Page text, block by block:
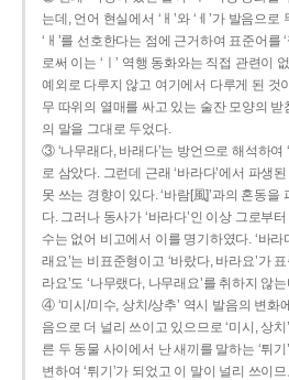
는데, 언어 현실에서 ‘ㅐ’와 ‘ㅔ’가 발음으
‘ㅐ’를 선호한다는 점에 근거하여 표준어를
로써 이는 ‘ㅣ’ 역행 동화와는 직접 관련이
예외로 다루지 않고 여기에서 다루게 된 것
무 따위의 열매를 싸고 있는 술잔 모양의 받
의 말을 그대로 두었다.
③ ‘나무래다, 바래다’는 방언으로 해석하여
로 삼았다. 그런데 근래 ‘바라다’에서 파생된
못 쓰는 경향이 있다. ‘바람[風]’과의 혼동
다. 그러나 동사가 ‘바라다’인 이상 그로부
수는 없어 비고에서 이를 명기하였다. ‘바라
래요’는 비표준형이고 ‘바랐다, 바라요’가
라요’도 ‘나무랬다, 나무래요’를 취하지 않
④ ‘미시/미수, 상치/상추’ 역시 발음의 변화
음으로 더 널리 쓰이고 있으므로 ‘미시, 상
른 두 동물 사이에서 난 새끼를 말하는 ‘튀기
변하여 ‘튀기’가 되었고 이 말이 널리 쓰이